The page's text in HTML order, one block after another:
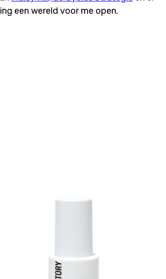
een wereld voor me open.